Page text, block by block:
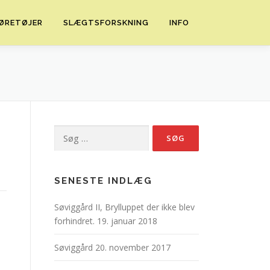
SLÆGTSFORSKNING INFO
efter:
SENESTE INDLÆG
Søviggård II, Brylluppet der ikke blev
forhindret. 19. januar 2018
Søviggård 20. november 2017